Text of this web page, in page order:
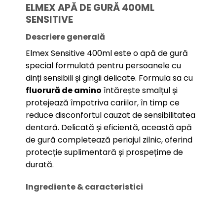
ELMEX APĂ DE GURĂ 400ML
SENSITIVE
Descriere generală
Elmex Sensitive 400ml este o apă de gură
special formulată pentru persoanele cu
dinți sensibili și gingii delicate. Formula sa cu
fluorură de amino întărește smalțul și
protejează împotriva cariilor, în timp ce
reduce disconfortul cauzat de sensibilitatea
dentară. Delicată și eficientă, această apă
de gură completează periajul zilnic, oferind
protecție suplimentară și prospețime de
durată.
Ingrediente & caracteristici